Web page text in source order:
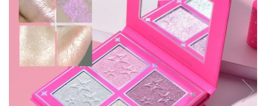
Organizatoare si Depozitare
Bucatarie
Pahare, Sticle si Cani
Ustensile pentru Bucătărie
Ustensile pentru Bucătărie
Veselă pentru Masă
Articole pentru Casa si Curatenie